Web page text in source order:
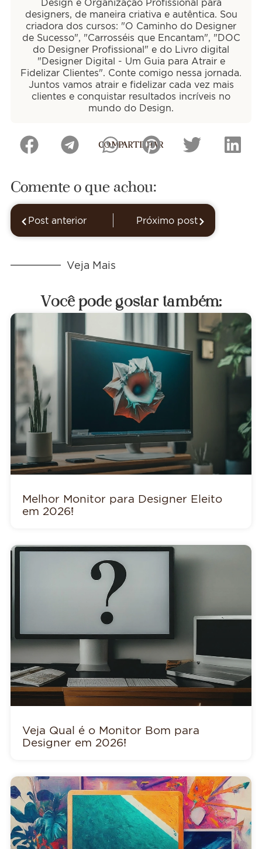
Design e Organização Profissional para
designers, de maneira criativa e autêntica. Sou
criadora dos cursos: "O Caminho do Designer
de Sucesso", "Carrosséis que Encantam", "DOC
do Designer Profissional" e do Livro digital
"Designer Digital - Um Guia para Atrair e
Fidelizar Clientes". Conte comigo nessa jornada.
Juntos vamos atrair e fidelizar cada vez mais
clientes e conquistar resultados incríveis no
mundo do Design.
COMPARTILHAR
Comente o que achou:
Post anterior Próximo post
Veja Mais
Você pode gostar também:
Melhor Monitor para Designer Eleito
em 2026!
Veja Qual é o Monitor Bom para
Designer em 2026!